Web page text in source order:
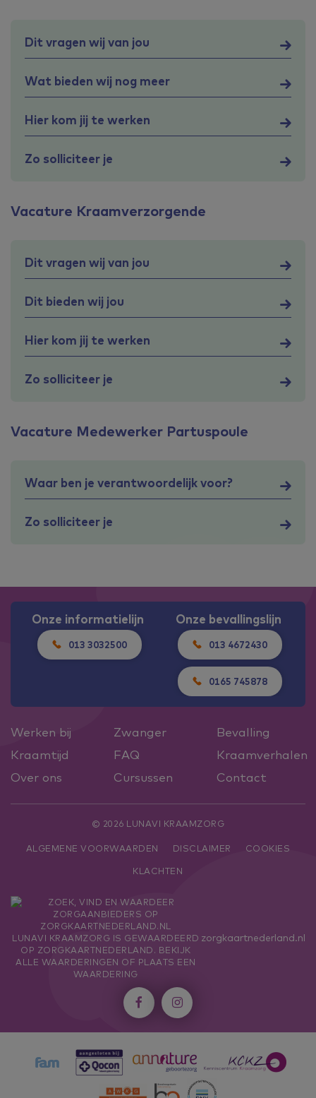
Dit vragen wij van jou
Wat bieden wij nog meer
Hier kom jij te werken
Zo solliciteer je
Vacature Kraamverzorgende
Dit vragen wij van jou
Dit bieden wij jou
Hier kom jij te werken
Zo solliciteer je
Vacature Medewerker Partuspoule
Waar ben je verantwoordelijk voor?
Zo solliciteer je
Onze informatielijn
013 3032500
Onze bevallingslijn
013 4672430
0165 745878
Werken bij Zwanger
Bevalling
Kraamtijd
FAQ
Kraamverhalen
Over ons
Cursussen Contact
© 2026 LUNAVI KRAAMZORG
ALGEMENE VOORWAARDEN DISCLAIMER
COOKIES
KLACHTEN
LUNAVI KRAAMZORG IS GEWAARDEERD
OP ZORGKAARTNEDERLAND. BEKIJK
ALLE WAARDERINGEN OF PLAATS EEN
WAARDERING
zorgkaartnederland.nl
 